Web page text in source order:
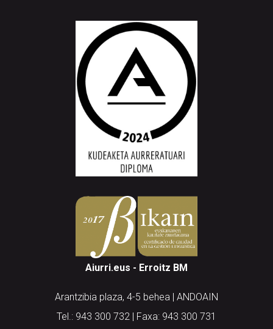
Aiurri.eus - Erroitz BM
Arantzibia plaza, 4-5 behea | ANDOAIN
Tel.: 943 300 732 | Faxa: 943 300 731